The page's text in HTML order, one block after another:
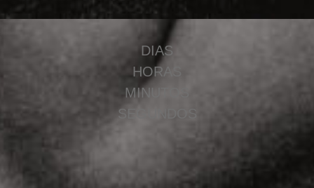
DIAS
HORAS
MINUTOS
SEGUNDOS